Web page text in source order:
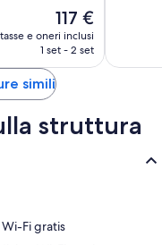
Il
prezzo
attuale
117 €
117 €
tasse e oneri inclusi
1 set - 2 set
simili
struttura
Fi gratis